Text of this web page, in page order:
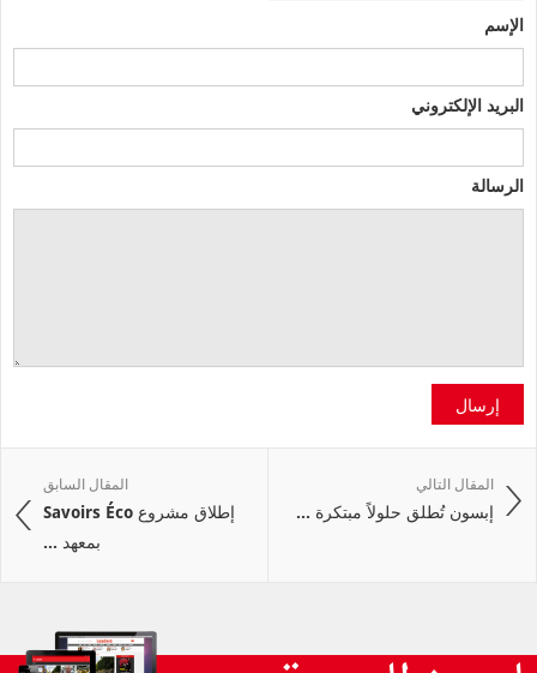
الإسم
البريد الإلكتروني
الرسالة
إرسال
المقال السابق
إطلاق مشروع Savoirs Éco
بمعهد ...
المقال التالي
إبسون تُطلق حلولاً مبتكرة ...